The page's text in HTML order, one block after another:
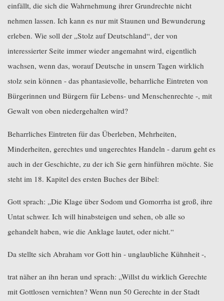
einfällt, die sich die Wahrnehmung ihrer Grundrechte nicht
nehmen lassen. Ich kann es nur mit Staunen und Bewunderung
erleben. Wie soll der „Stolz auf Deutschland“, der von
interessierter Seite immer wieder angemahnt wird, eigentlich
wachsen, wenn das, worauf Deutsche in unsern Tagen wirklich
stolz sein können - das phantasievolle, beharrliche Eintreten von
Bürgerinnen und Bürgern für Lebens- und Menschenrechte -, mit
Gewalt von oben niedergehalten wird?
Beharrliches Eintreten für das Überleben, Mehrheiten,
Minderheiten, gerechtes und ungerechtes Handeln - darum geht es
auch in der Geschichte, zu der ich Sie gern hinführen möchte. Sie
steht im 18. Kapitel des ersten Buches der Bibel:
Gott sprach: „Die Klage über Sodom und Gomorrha ist groß, ihre
Untat schwer. Ich will hinabsteigen und sehen, ob alle so
gehandelt haben, wie die Anklage lautet, oder nicht.“
Da stellte sich Abraham vor Gott hin - unglaubliche Kühnheit -,
trat näher an ihn heran und sprach: „Willst du wirklich Gerechte
mit Gottlosen vernichten? Wenn nun 50 Gerechte in der Stadt